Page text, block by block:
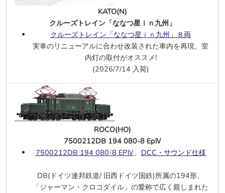
Holcim ボギーサイロ車 2両 エポックⅥ
AAE コンテナ車 エポックⅥ
ボギーサイロ車 CSD 2両 エポックⅣ
ボギーサイロ車 CD 2両 エポックⅤ
GATX コンテナ車 エポックⅥ
2軸有蓋車 DB エポックⅢ
2軸有蓋車 DR エポックⅣ
140 423-5 DB AG エポックⅤ、
DCC・サウンド仕様
263 010-1 ZSSK エポックⅤーⅥ
DCC・サウンド
TOMIX(N)
キハ400系急行〔利尻〕 5両
ROCO(HO)
KATO(N)
クルーズトレイン「ななつ星ｉｎ九州」
クルーズトレイン「ななつ星ｉｎ九州」８両
実車のリニューアルに合わせ改装された車内を再現、室
内灯の取付がオススメ!
(2026/7/14 入荷)
ROCO(HO)
7500212DB 194 080-8 EpⅣ
7500212DB 194 080-8 EPⅣ、 DCC・サウンド仕様
DB(ドイツ連邦鉄道/ 旧西ドイツ国鉄)所属の194形、
「ジャーマン・クロコダイル」の愛称で広く親しまれた